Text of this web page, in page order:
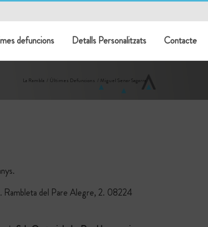
defuncions Detalls Personalitzats Contacte
La Rambla Últimes Defuncions Miguel Senar Sagarra
Rambleta del Pare Alegre, 2. 08224